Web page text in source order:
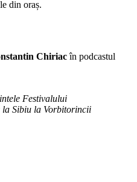
din oraș.
Chiriacîn podcastul
Festivalului
la Sibiu la Vorbitorincii